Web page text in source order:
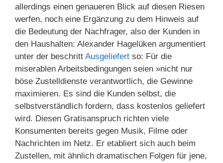
allerdings einen genaueren Blick auf diesen Riesen
werfen, noch eine Ergänzung zu dem Hinweis auf
die Bedeutung der Nachfrager, also der Kunden in
den Haushalten: Alexander Hagelüken argumentiert
unter der beschritt Ausgeliefert so: Für die
miserablen Arbeitsbedingungen seien »nicht nur
böse Zustelldienste verantwortlich, die Gewinne
maximieren. Es sind die Kunden selbst, die
selbstverständlich fordern, dass kostenlos geliefert
wird. Diesen Gratisanspruch richten viele
Konsumenten bereits gegen Musik, Filme oder
Nachrichten im Netz. Er etabliert sich auch beim
Zustellen, mit ähnlich dramatischen Folgen für jene,